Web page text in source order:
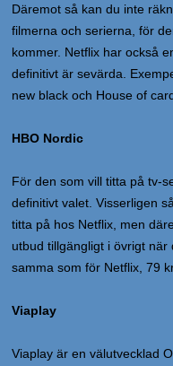
Däremot så kan du inte
filmerna och serierna, för
kommer. Netflix har också
definitivt är sevärda.
new black och House of
HBO Nordic
För den som vill titta på tv-
definitivt valet. Visserligen
titta på hos Netflix, men
utbud tillgängligt i övrigt
samma som för Netflix, 79
Viaplay
Viaplay är en välutvecklad